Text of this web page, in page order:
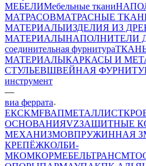
МЕБЕЛИМебельные ткани
МАТРАСОВМАТРАСНЫЕ
МАТЕРИАЛЫИЗДЕЛИЯ ИЗ
МАТЕРИАЛЫНАПОЛНИТЕЛИ
соединительная фурнитура
МАТЕРИАЛЫКАРКАСЫ И
СТУЛЬЕВШВЕЙНАЯ
инструмент
—
виа феррата
ЕКCKMFВАПМЕТАЛЛИСТ
ОСНОВАНИЯVZЗАЩИТНЫЕ
МЕХАНИЗМОВПРУЖИННАЯ
КРЕПЁЖКОЛБИ-
МКОМКОРМЕБЕЛЬТРАНСMTO